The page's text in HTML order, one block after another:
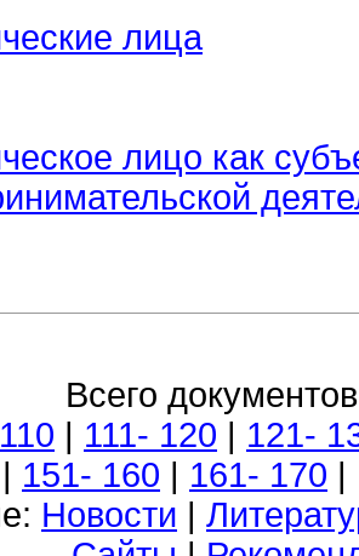
лица
лицо как
Всего
| 111- 120 | 121-
| 151- 160 | 161- 170 |
Новости |